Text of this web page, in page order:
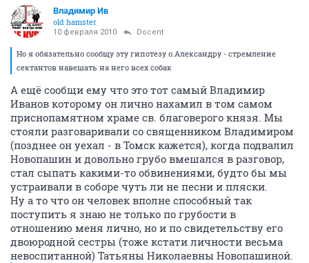
Владимир Ив
old hamster
10 февраля 2010 Docent
Но я обязательно сообщу эту гипотезу о.Александру - стремление
сектантов навешать на него всех собак
А ещё сообщи ему что это тот самый Владимир
Иванов которому он лично нахамил в том самом
приснопамятном храме св. благоверого князя. Мы
стояли разговаривали со священником Владимиром
(позднее он уехал - в Томск кажется), когда подвалил
Новопашин и довольно грубо вмешался в разговор,
стал сыпать какими-то обвинениями, будто бы мы
устраивали в соборе чуть ли не песни и пляски.
Ну а то что он человек вполне способный так
поступить я знаю не только по грубости в
отношению меня лично, но и по свидетельству его
двоюродной сестры (тоже кстати личности весьма
невоспитанной) Татьяны Николаевны Новопашиной.